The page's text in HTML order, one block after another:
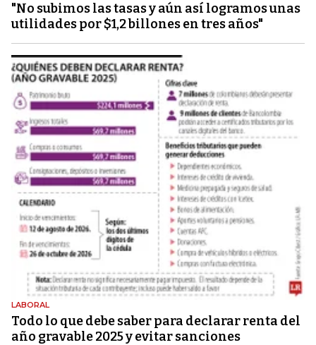
"No subimos las tasas y aún así logramos unas
utilidades por $1,2 billones en tres años"
LABORAL
Todo lo que debe saber para declarar renta del
año gravable 2025 y evitar sanciones